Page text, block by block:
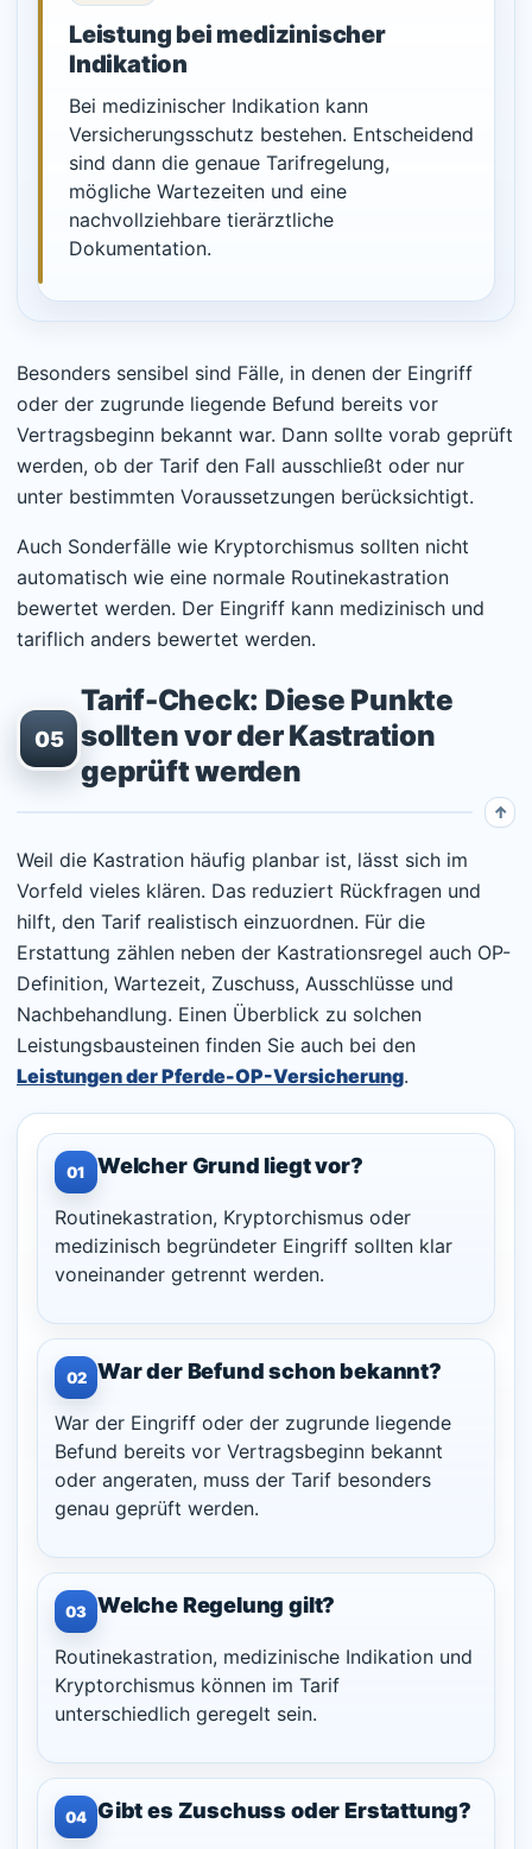
Leistung bei medizinischer
Indikation
Bei medizinischer Indikation kann
Versicherungsschutz bestehen. Entscheidend
sind dann die genaue Tarifregelung,
mögliche Wartezeiten und eine
nachvollziehbare tierärztliche
Dokumentation.
Besonders sensibel sind Fälle, in denen der Eingriff
oder der zugrunde liegende Befund bereits vor
Vertragsbeginn bekannt war. Dann sollte vorab geprüft
werden, ob der Tarif den Fall ausschließt oder nur
unter bestimmten Voraussetzungen berücksichtigt.
Auch Sonderfälle wie Kryptorchismus sollten nicht
automatisch wie eine normale Routinekastration
bewertet werden. Der Eingriff kann medizinisch und
tariflich anders bewertet werden.
05
Tarif-Check: Diese Punkte
sollten vor der Kastration
geprüft werden
Weil die Kastration häufig planbar ist, lässt sich im
Vorfeld vieles klären. Das reduziert Rückfragen und
hilft, den Tarif realistisch einzuordnen. Für die
Erstattung zählen neben der Kastrationsregel auch OP-
Definition, Wartezeit, Zuschuss, Ausschlüsse und
Nachbehandlung. Einen Überblick zu solchen
Leistungsbausteinen finden Sie auch bei den
Leistungen der Pferde-OP-Versicherung.
01 Welcher Grund liegt vor?
Routinekastration, Kryptorchismus oder
medizinisch begründeter Eingriff sollten klar
voneinander getrennt werden.
02 War der Befund schon bekannt?
War der Eingriff oder der zugrunde liegende
Befund bereits vor Vertragsbeginn bekannt
oder angeraten, muss der Tarif besonders
genau geprüft werden.
03 Welche Regelung gilt?
Routinekastration, medizinische Indikation und
Kryptorchismus können im Tarif
unterschiedlich geregelt sein.
04 Gibt es Zuschuss oder Erstattung?